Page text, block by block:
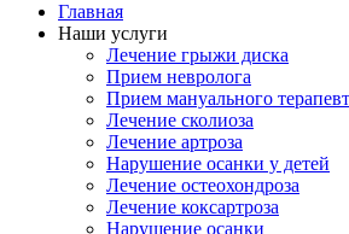
Главная
Наши услуги
Лечение грыжи диска
Прием невролога
Прием мануального
Лечение сколиоза
Лечение артроза
Нарушение осанки у детей
Лечение остеохондроза
Лечение коксартроза
Нарушение осанки